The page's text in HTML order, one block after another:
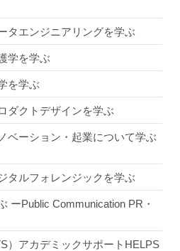
タエンジニアリングを学ぶ
学を学ぶ
を学ぶ
ダクトデザインを学ぶ
ベーション・起業について学ぶ
タルフォレンジックを学ぶ
ーPublic Communication PR・
）アカデミックサポートHELPS